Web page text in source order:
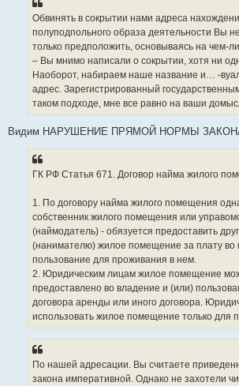
Обвинять в сокрытии нами адреса
полуподпольного образа деятельности Вы
только предположить, основываясь на чем-
– Вы мнимо написали о сокрытии, хотя ни
Наоборот, набираем наше название и… -
адрес. Зарегистрированный
таком подходе, мне все равно на ваши
Видим НАРУШЕНИЕ ПРЯМОЙ НОРМЫ
ГК РФ Статья 671. Договор найма жилого
1. По договору найма жилого помещения
собственник жилого помещения или
(наймодатель) - обязуется предоставить
(нанимателю) жилое помещение за плату во
пользование для проживания в нем.
2. Юридическим лицам жилое помещение
предоставлено во владение и (или)
договора аренды или иного договора.
использовать жилое помещение только для
По нашей адресации. Вы считаете
закона императивной. Однако не захотели